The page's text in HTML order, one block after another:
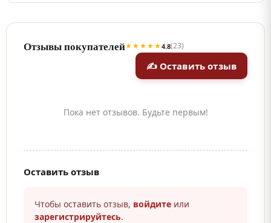
Отзывы покупателей★★★★★4.8(23)
✍ Оставить отзыв
Пока нет отзывов. Будьте первым!
Оставить отзыв
Чтобы оставить отзыв, войдите или
зарегистрируйтесь.